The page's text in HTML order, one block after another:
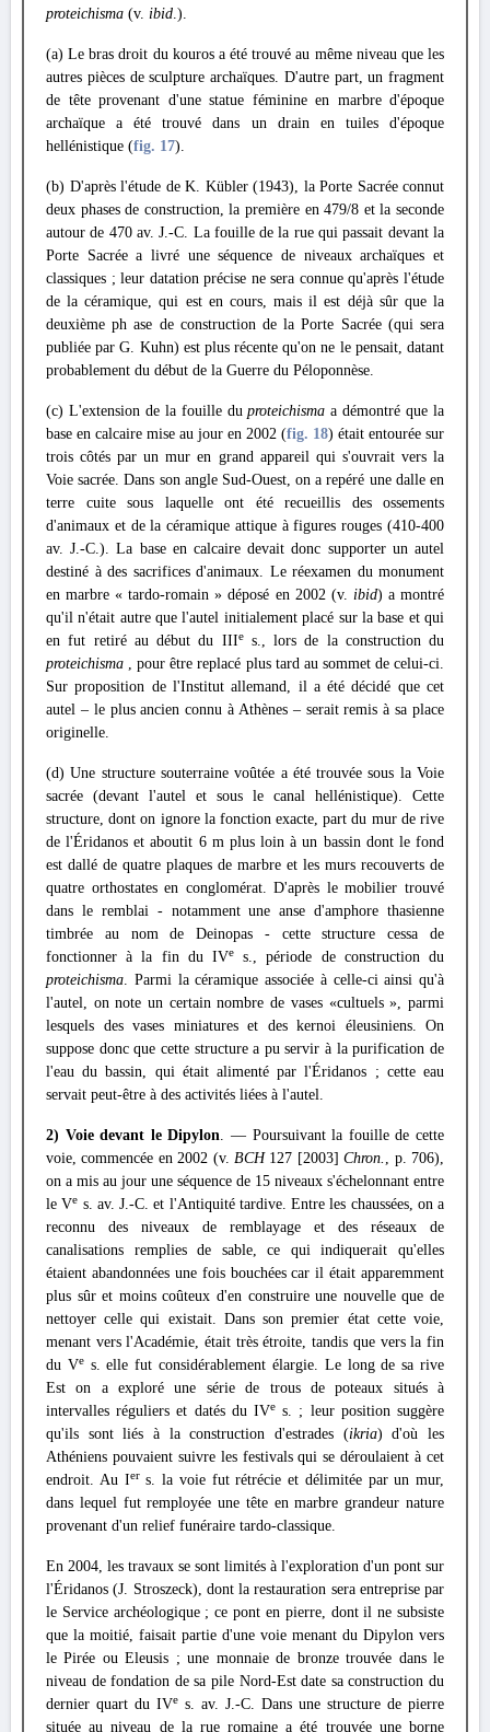
proteichisma (v. ibid.).
(a) Le bras droit du kouros a été trouvé au même niveau que les
autres pièces de sculpture archaïques. D'autre part, un fragment
de tête provenant d'une statue féminine en marbre d'époque
archaïque a été trouvé dans un drain en tuiles d'époque
hellénistique (fig. 17).
(b) D'après l'étude de K. Kübler (1943), la Porte Sacrée connut
deux phases de construction, la première en 479/8 et la seconde
autour de 470 av. J.-C. La fouille de la rue qui passait devant la
Porte Sacrée a livré une séquence de niveaux archaïques et
classiques ; leur datation précise ne sera connue qu'après l'étude
de la céramique, qui est en cours, mais il est déjà sûr que la
deuxième ph ase de construction de la Porte Sacrée (qui sera
publiée par G. Kuhn) est plus récente qu'on ne le pensait, datant
probablement du début de la Guerre du Péloponnèse.
(c) L'extension de la fouille duproteichisma a démontré que la
base en calcaire mise au jour en 2002 (fig. 18) était entourée sur
trois côtés par un mur en grand appareil qui s'ouvrait vers la
Voie sacrée. Dans son angle Sud-Ouest, on a repéré une dalle en
terre cuite sous laquelle ont été recueillis des ossements
d'animaux et de la céramique attique à figures rouges (410-400
av. J.-C.). La base en calcaire devait donc supporter un autel
destiné à des sacrifices d'animaux. Le réexamen du monument
en marbre « tardo-romain » déposé en 2002 (v. ibid) a montré
qu'il n'était autre que l'autel initialement placé sur la base et qui
en fut retiré au début du IIIes., lors de la construction du
proteichisma , pour être replacé plus tard au sommet de celui-ci.
Sur proposition de l'Institut allemand, il a été décidé que cet
autel –le plus ancien connu à Athènes –serait remis à sa place
originelle.
(d) Une structure souterraine voûtée a été trouvée sous la Voie
sacrée (devant l'autel et sous le canal hellénistique). Cette
structure, dont on ignore la fonction exacte, part du mur de rive
de l'Éridanos et aboutit 6 m plus loin à un bassin dont le fond
est dallé de quatre plaques de marbre et les murs recouverts de
quatre orthostates en conglomérat. D'après le mobilier trouvé
dans le remblai - notamment une anse d'amphore thasienne
timbrée au nom de Deinopas - cette structure cessa de
fonctionner à la fin du IVe
s., période de construction du
proteichisma. Parmi la céramique associée à celle-ci ainsi qu'à
l'autel, on note un certain nombre de vases «cultuels », parmi
lesquels des vases miniatures et des kernoi éleusiniens. On
suppose donc que cette structure a pu servir à la purification de
l'eau du bassin, qui était alimenté par l'Éridanos ; cette eau
servait peut-être à des activités liées à l'autel.
2) Voie devant le Dipylon. — Poursuivant la fouille de cette
voie, commencée en 2002 (v. BCH127 [2003]Chron. , p. 706),
on a mis au jour une séquence de 15 niveaux s'échelonnant entre
le Ve s. av. J.-C. et l'Antiquité tardive. Entre les chaussées, on a
reconnu des niveaux de remblayage et des réseaux de
canalisations remplies de sable, ce qui indiquerait qu'elles
étaient abandonnées une fois bouchées car il était apparemment
plus sûr et moins coûteux d'en construire une nouvelle que de
nettoyer celle qui existait. Dans son premier état cette voie,
menant vers l'Académie, était très étroite, tandis que vers la fin
du Ves. elle fut considérablement élargie. Le long de sa rive
Est on a exploré une série de trous de poteaux situés à
intervalles réguliers et datés du IVe s. ; leur position suggère
qu'ils sont liés à la construction d'estrades (ikria) d'où les
Athéniens pouvaient suivre les festivals qui se déroulaient à cet
endroit. Au Iers. la voie fut rétrécie et délimitée par un mur,
dans lequel fut remployée une tête en marbre grandeur nature
provenant d'un relief funéraire tardo-classique.
En 2004, les travaux se sont limités à l'exploration d'un pont sur
l'Éridanos (J. Stroszeck), dont la restauration sera entreprise par
le Service archéologique ; ce pont en pierre, dont il ne subsiste
que la moitié, faisait partie d'une voie menant du Dipylon vers
le Pirée ou Eleusis ; une monnaie de bronze trouvée dans le
niveau de fondation de sa pile Nord-Est date sa construction du
dernier quart du IVe s. av. J.-C. Dans une structure de pierre
située au niveau de la rue romaine a été trouvée une borne